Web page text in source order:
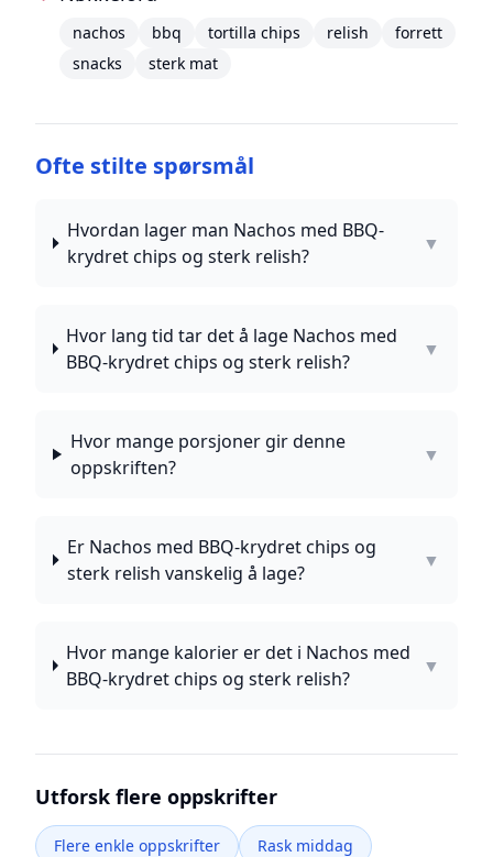
nachos bbq tortilla chips relish
forrett
snacks
sterk mat
Ofte stilte spørsmål
Hvordan lager man Nachos med BBQ-
krydret chips og sterk relish?
▼
Hvor lang tid tar det å lage Nachos med
BBQ-krydret chips og sterk relish?
▼
Hvor mange porsjoner gir denne
oppskriften?
▼
Er Nachos med BBQ-krydret chips og
sterk relish vanskelig å lage?
▼
Hvor mange kalorier er det i Nachos med
BBQ-krydret chips og sterk relish?
▼
Utforsk flere oppskrifter
Flere enkle oppskrifter
Rask middag